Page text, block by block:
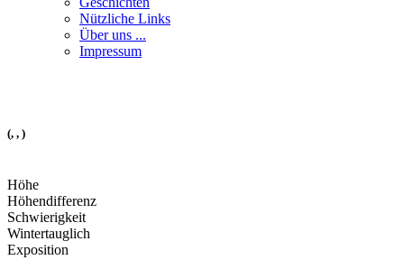
Nützliche Links
Über uns ...
Impressum
(, , )
Höhe
Höhendifferenz
Schwierigkeit
Wintertauglich
Exposition